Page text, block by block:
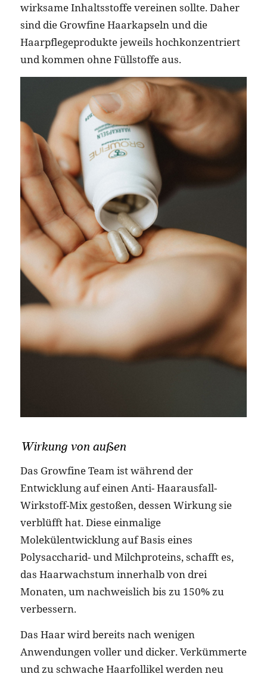
wirksame Inhaltsstoffe vereinen sollte. Daher
sind die Growfine Haarkapseln und die
Haarpflegeprodukte jeweils hochkonzentriert
und kommen ohne Füllstoffe aus.
Wirkung von außen
Das Growfine Team ist während der
Entwicklung auf einen Anti- Haarausfall-
Wirkstoff-Mix gestoßen, dessen Wirkung sie
verblüfft hat. Diese einmalige
Molekülentwicklung auf Basis eines
Polysaccharid- und Milchproteins, schafft es,
das Haarwachstum innerhalb von drei
Monaten, um nachweislich bis zu 150% zu
verbessern.
Das Haar wird bereits nach wenigen
Anwendungen voller und dicker. Verkümmerte
und zu schwache Haarfollikel werden neu